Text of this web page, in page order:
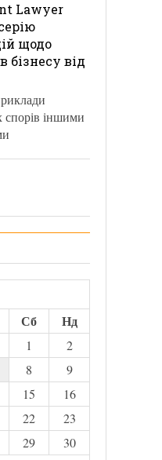
Lawyer
щодо
бізнесу від
іншими
Сб Нд
1
2
8
9
15
16
22
23
29
30